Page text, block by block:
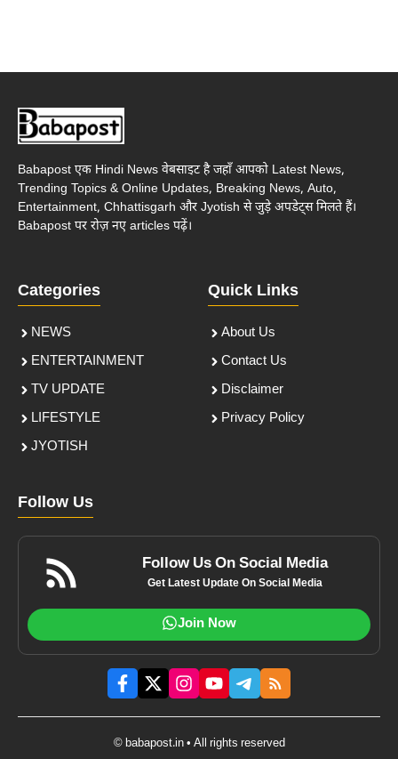
Babapost एक Hindi News वेबसाइट है जहाँ आपको Latest News,
Trending Topics & Online Updates, Breaking News, Auto,
Entertainment, Chhattisgarh और Jyotish से जुड़े अपडेट्स मिलते हैं।
Babapost पर रोज़ नए articles पढ़ें।
Categories
NEWS
ENTERTAINMENT
TV UPDATE
LIFESTYLE
JYOTISH
Quick Links
About Us
Contact Us
Disclaimer
Privacy Policy
Follow Us
Follow Us On Social Media
Get Latest Update On Social Media
Join Now
© babapost.in • All rights reserved